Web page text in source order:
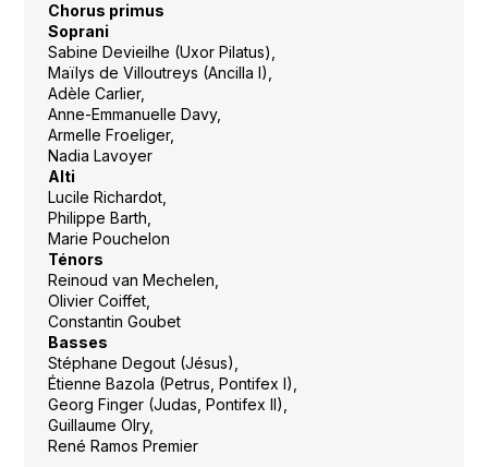
Chorus primus
Soprani
Sabine Devieilhe (Uxor Pilatus),
Maïlys de Villoutreys (Ancilla I),
Adèle Carlier,
Anne-Emmanuelle Davy,
Armelle Froeliger,
Nadia Lavoyer
Alti
Lucile Richardot,
Philippe Barth,
Marie Pouchelon
Ténors
Reinoud van Mechelen,
Olivier Coiffet,
Constantin Goubet
Basses
Stéphane Degout (Jésus),
Étienne Bazola (Petrus, Pontifex I),
Georg Finger (Judas, Pontifex II),
Guillaume Olry,
René Ramos Premier